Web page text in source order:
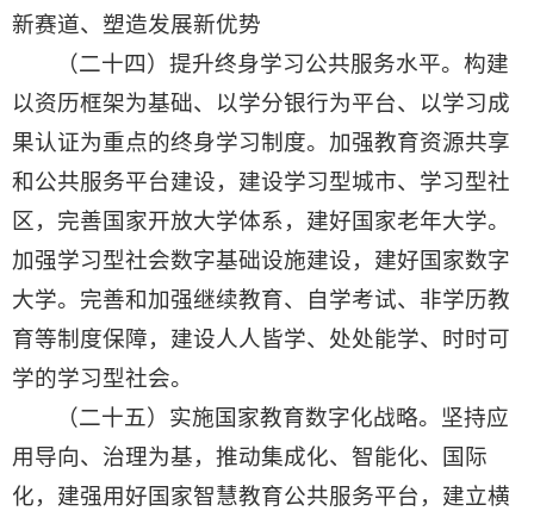
新赛道、塑造发展新优势
（二十四）提升终身学习公共服务水平。构建
以资历框架为基础、以学分银行为平台、以学习成
果认证为重点的终身学习制度。加强教育资源共享
和公共服务平台建设，建设学习型城市、学习型社
区，完善国家开放大学体系，建好国家老年大学。
加强学习型社会数字基础设施建设，建好国家数字
大学。完善和加强继续教育、自学考试、非学历教
育等制度保障，建设人人皆学、处处能学、时时可
学的学习型社会。
（二十五）实施国家教育数字化战略。坚持应
用导向、治理为基，推动集成化、智能化、国际
化，建强用好国家智慧教育公共服务平台，建立横